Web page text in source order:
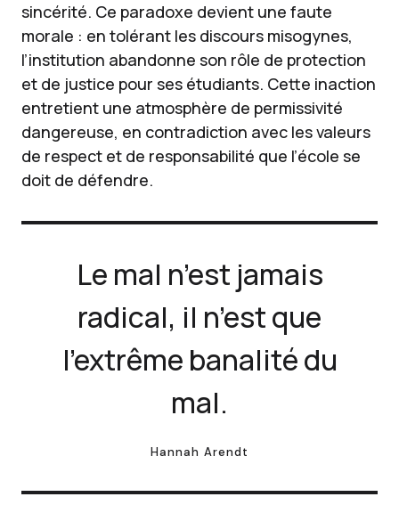
sincérité. Ce paradoxe devient une faute
morale : en tolérant les discours misogynes,
l’institution abandonne son rôle de protection
et de justice pour ses étudiants. Cette inaction
entretient une atmosphère de permissivité
dangereuse, en contradiction avec les valeurs
de respect et de responsabilité que l’école se
doit de défendre.
Le mal n’est jamais
radical, il n’est que
l’extrême banalité du
mal.
Hannah Arendt